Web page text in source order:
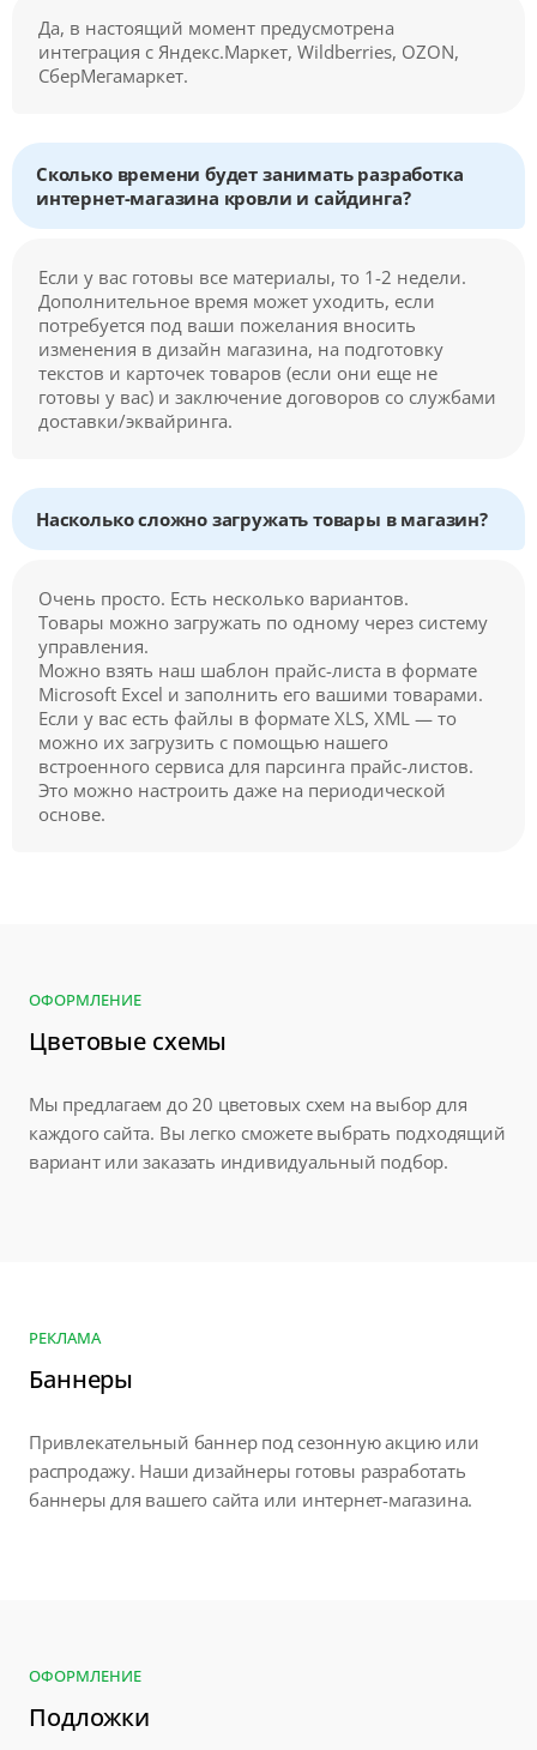
Да, в настоящий момент предусмотрена
интеграция с Яндекс.Маркет, Wildberries, OZON,
СберМегамаркет.
Сколько времени будет занимать разработка
интернет-магазина кровли и сайдинга?
Если у вас готовы все материалы, то 1-2 недели.
Дополнительное время может уходить, если
потребуется под ваши пожелания вносить
изменения в дизайн магазина, на подготовку
текстов и карточек товаров (если они еще не
готовы у вас) и заключение договоров со службами
доставки/эквайринга.
Насколько сложно загружать товары в магазин?
Очень просто. Есть несколько вариантов.
Товары можно загружать по одному через систему
управления.
Можно взять наш шаблон прайс-листа в формате
Microsoft Excel и заполнить его вашими товарами.
Если у вас есть файлы в формате XLS, XML — то
можно их загрузить с помощью нашего
встроенного сервиса для парсинга прайс-листов.
Это можно настроить даже на периодической
основе.
ОФОРМЛЕНИЕ
Цветовые схемы
Мы предлагаем до 20 цветовых схем на выбор для
каждого сайта. Вы легко сможете выбрать подходящий
вариант или заказать индивидуальный подбор.
РЕКЛАМА
Баннеры
Привлекательный баннер под сезонную акцию или
распродажу. Наши дизайнеры готовы разработать
баннеры для вашего сайта или интернет-магазина.
ОФОРМЛЕНИЕ
Подложки